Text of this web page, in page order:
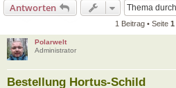
Antworten
1 Beitrag • Seite 1
Polarwelt
Administrator
Bestellung Hortus-Schild